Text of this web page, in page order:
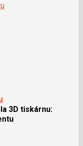
3D tiskárnu: